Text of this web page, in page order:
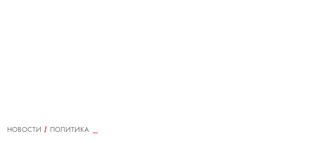
НОВОСТИ
ПОЛИТИКА